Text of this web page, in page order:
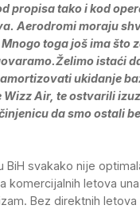
propisa tako i kod
Aerodromi moraju
toga još ima što
istaći
ukidanje
Air, te ostvarili
da smo ostali
BiH svakako nije
komercijalnih letova
Bez direktnih letova